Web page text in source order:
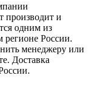
и
одним из
регионе России.
менеджеру или
Доставка